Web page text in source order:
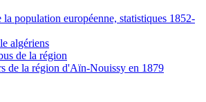
population européenne, statistiques 1852-
algériens
de la région
de la région d'Aïn-Nouissy en 1879